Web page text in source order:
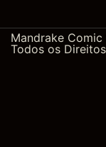
Mandrake
Todos os